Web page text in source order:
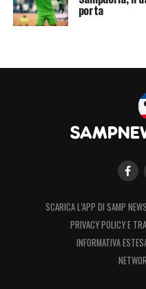
porta
SCARICA L’APP DI SAMP
PRIVACY POLICY E
INFORMATIVA